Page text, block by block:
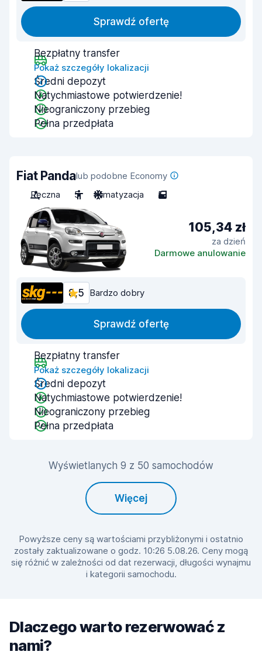
Sprawdź ofertę
Bezpłatny transfer
Pokaż szczegóły lokalizacji
Średni depozyt
Natychmiastowe potwierdzenie!
Nieograniczony przebieg
Pełna przedpłata
Fiat Pandalub podobne Economy
Ręczna
5 Klimatyzacja 5
105,34 zł
za dzień
Darmowe anulowanie
8,5 Bardzo dobry
Sprawdź ofertę
Bezpłatny transfer
Pokaż szczegóły lokalizacji
Średni depozyt
Natychmiastowe potwierdzenie!
Nieograniczony przebieg
Pełna przedpłata
Wyświetlanych 9 z 50 samochodów
Więcej
Powyższe ceny są wartościami przybliżonymi i ostatnio
zostały zaktualizowane o godz. 10:26 5.08.26. Ceny mogą
się różnić w zależności od dat rezerwacji, długości wynajmu
i kategorii samochodu.
Dlaczego warto rezerwować z
nami?